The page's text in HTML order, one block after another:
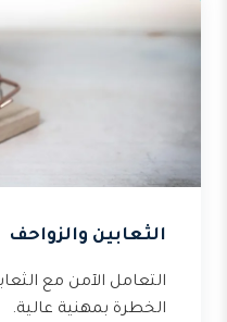
الثعابين والزواحف
التعامل الآمن مع
الخطرة بمهنية عالية.